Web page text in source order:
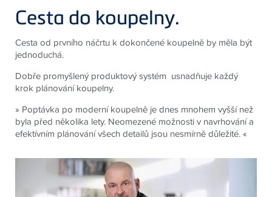
Cesta do koupelny.
Cesta od prvního náčrtu k dokončené koupelně by měla být
jednoduchá.
Dobře promyšlený produktový systém usnadňuje každý
krok plánování koupelny.
» Poptávka po moderní koupelně je dnes mnohem vyšší než
byla před několika lety. Neomezené možnosti v navrhování a
efektívním plánování všech detailů jsou nesmírně důležité.«